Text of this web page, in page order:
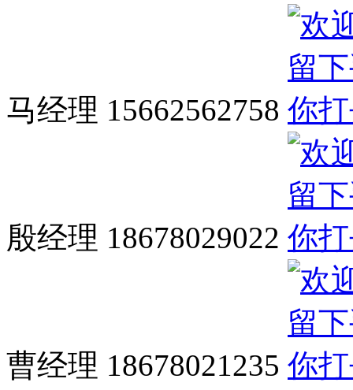
马经理 15662562758
殷经理 18678029022
曹经理 18678021235